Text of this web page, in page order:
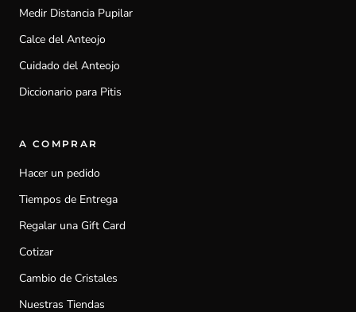
Medir Distancia Pupilar
Calce del Anteojo
Cuidado del Anteojo
Diccionario para Pitis
A COMPRAR
Hacer un pedido
Tiempos de Entrega
Regalar una Gift Card
Cotizar
Cambio de Cristales
Nuestras Tiendas